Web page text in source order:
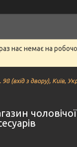
нас немає на
(вхід з двору), Київ,